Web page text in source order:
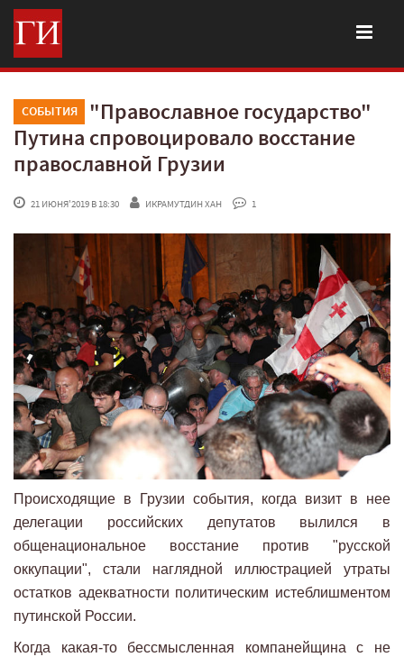
СОБЫТИЯ
"Православное государство"
Путина спровоцировало восстание
православной Грузии
21 ИЮНЯ'2019 В 18:30 ИКРАМУТДИН ХАН 1
Происходящие в Грузии события, когда визит в нее
делегации российских депутатов вылился в
общенациональное восстание против "русской
оккупации", стали наглядной иллюстрацией утраты
остатков адекватности политическим истеблишментом
путинской России.
Когда какая-то бессмысленная компанейщина с не